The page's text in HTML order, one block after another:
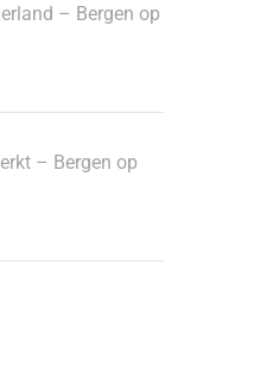
– Bergen op
– Bergen op